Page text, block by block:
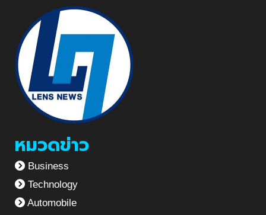
หมวดข่าว
Business
Technology
Automobile